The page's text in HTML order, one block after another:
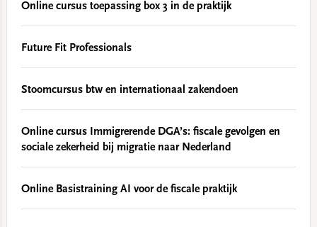
Online cursus toepassing box 3 in de praktijk
Future Fit Professionals
Stoomcursus btw en internationaal zakendoen
Online cursus Immigrerende DGA’s: fiscale gevolgen en
sociale zekerheid bij migratie naar Nederland
Online Basistraining AI voor de fiscale praktijk